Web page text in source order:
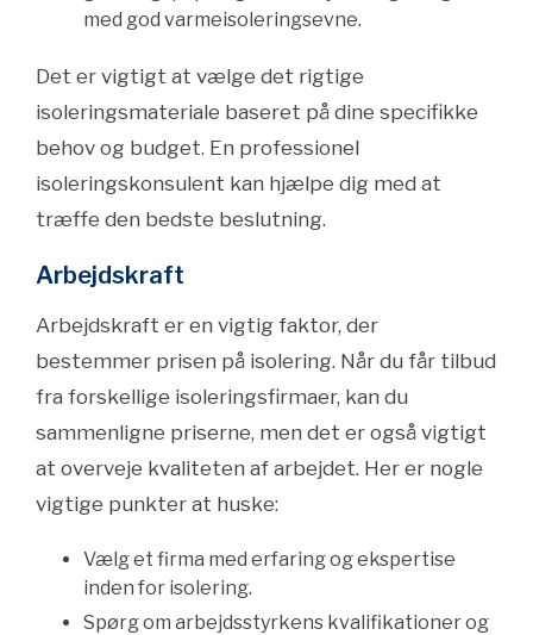
med god varmeisoleringsevne.
Det er vigtigt at vælge det rigtige
isoleringsmateriale baseret på dine specifikke
behov og budget. En professionel
isoleringskonsulent kan hjælpe dig med at
træffe den bedste beslutning.
Arbejdskraft
Arbejdskraft er en vigtig faktor, der
bestemmer prisen på isolering. Når du får tilbud
fra forskellige isoleringsfirmaer, kan du
sammenligne priserne, men det er også vigtigt
at overveje kvaliteten af arbejdet. Her er nogle
vigtige punkter at huske:
Vælg et firma med erfaring og ekspertise
inden for isolering.
Spørg om arbejdsstyrkens kvalifikationer og